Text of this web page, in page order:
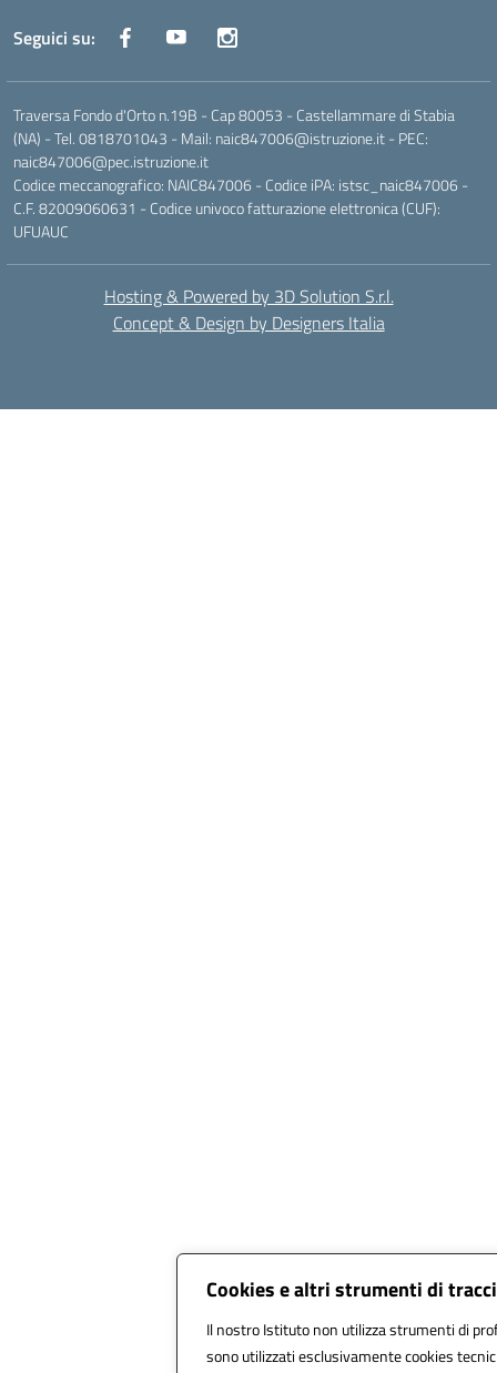
Cookies e altri strumenti di
Il nostro Istituto non utilizza strumenti di
sono utilizzati esclusivamente cookies
Seguici su:
Traversa Fondo d'Orto n.19B - Cap 80053 - Castellammare di Stabia
(NA) - Tel. 0818701043 - Mail: naic847006@istruzione.it - PEC:
naic847006@pec.istruzione.it
Codice meccanografico: NAIC847006 - Codice iPA: istsc_naic847006 -
C.F. 82009060631 - Codice univoco fatturazione elettronica (CUF):
UFUAUC
Hosting & Powered by 3D Solution S.r.l.
Concept & Design by Designers Italia